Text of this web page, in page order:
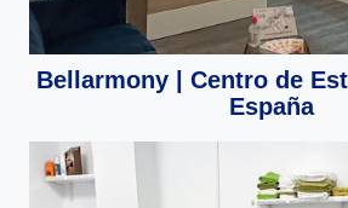
Bellarmony | Centro de
España